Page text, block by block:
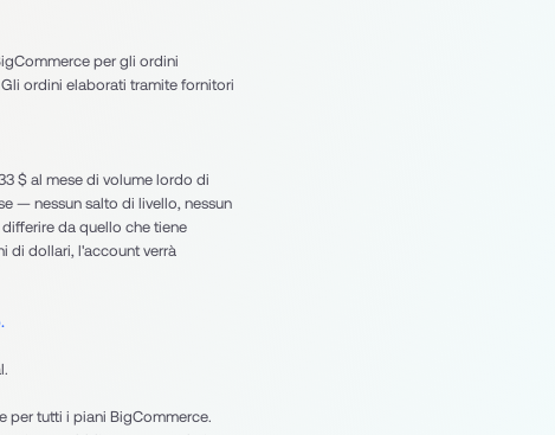
per gli ordini
ordini elaborati tramite fornitori
$ al mese di volume lordo di
— nessun salto di livello, nessun
da quello che tiene
di dollari, l'account verrà
per tutti i piani BigCommerce.